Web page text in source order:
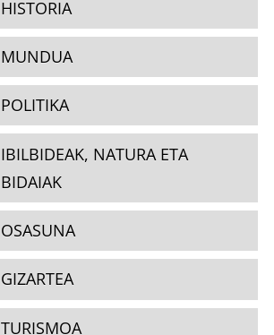
HISTORIA
MUNDUA
POLITIKA
IBILBIDEAK, NATURA ETA
BIDAIAK
OSASUNA
GIZARTEA
TURISMOA